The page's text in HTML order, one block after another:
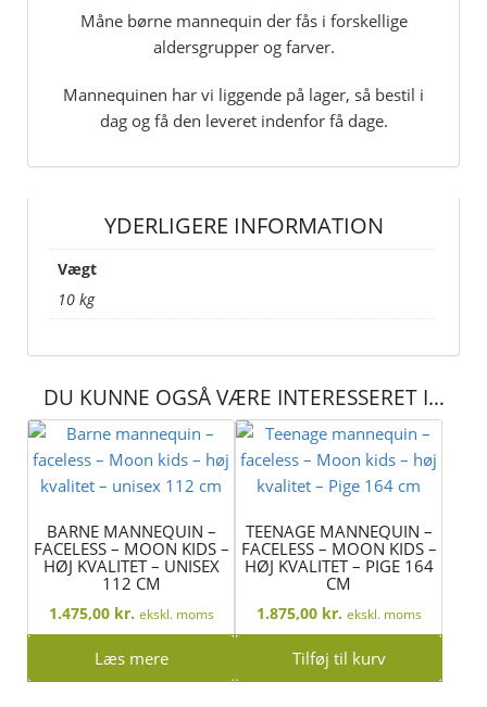
Måne børne mannequin der fås i forskellige
aldersgrupper og farver.
Mannequinen har vi liggende på lager, så bestil i
dag og få den leveret indenfor få dage.
YDERLIGERE INFORMATION
Vægt
10 kg
DU KUNNE OGSÅ VÆRE INTERESSERET I…
BARNE MANNEQUIN –
FACELESS – MOON KIDS –
HØJ KVALITET – UNISEX
112 CM
1.475,00 kr. ekskl. moms
Læs mere
TEENAGE MANNEQUIN –
FACELESS – MOON KIDS –
HØJ KVALITET – PIGE 164
CM
1.875,00 kr. ekskl. moms
Tilføj til kurv